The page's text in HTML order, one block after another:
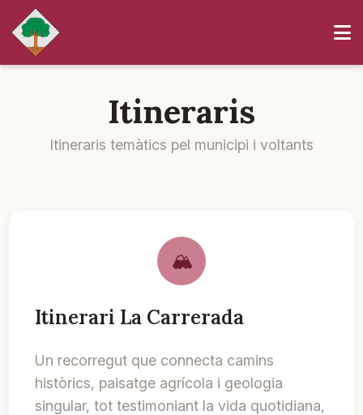
Itineraris
Itineraris temàtics pel municipi i voltants
Itinerari La Carrerada
Un recorregut que connecta camins
històrics, paisatge agrícola i geologia
singular, tot testimoniant la vida quotidiana,